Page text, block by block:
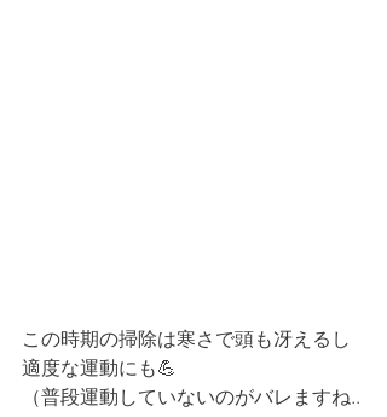
この時期の掃除は寒さで頭も冴えるし
適度な運動にも💪
（普段運動していないのがバレますね..